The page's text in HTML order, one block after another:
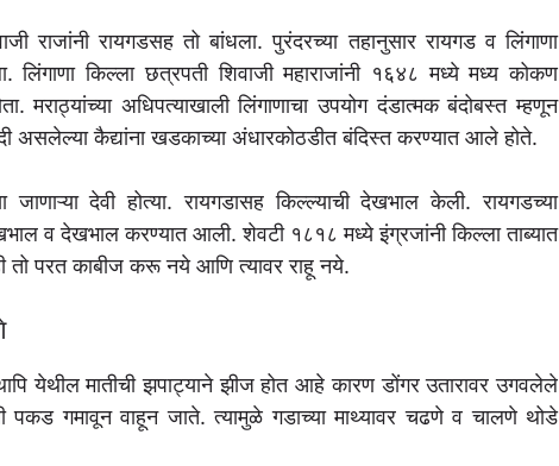
राजांनी रायगडसह तो बांधला. पुरंदरच्या तहानुसार रायगड व लिंगाणा
लिंगाणा किल्ला छत्रपती शिवाजी महाराजांनी १६४८ मध्ये मध्य कोकण
मराठ्यांच्या अधिपत्याखाली लिंगाणाचा उपयोग दंडात्मक बंदोबस्त म्हणून
कैद्यांना खडकाच्या अंधारकोठडीत बंदिस्त करण्यात आले होते.
देवी होत्या. रायगडासह किल्ल्याची देखभाल केली. रायगडच्या
व देखभाल करण्यात आली. शेवटी १८१८ मध्ये इंग्रजांनी किल्ला ताब्यात
परत काबीज करू नये आणि त्यावर राहू नये.
येथील मातीची झपाट्याने झीज होत आहे कारण डोंगर उतारावर उगवलेले
गमावून वाहून जाते. त्यामुळे गडाच्या माथ्यावर चढणे व चालणे थोडे